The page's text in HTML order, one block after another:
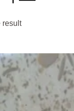
result